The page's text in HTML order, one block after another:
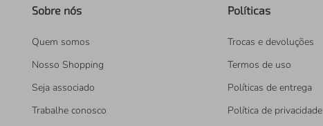
Sobre nós
Quem somos
Nosso Shopping
Seja associado
Trabalhe conosco
Políticas
Trocas e devoluções
Termos de uso
Políticas de entrega
Política de privacidade